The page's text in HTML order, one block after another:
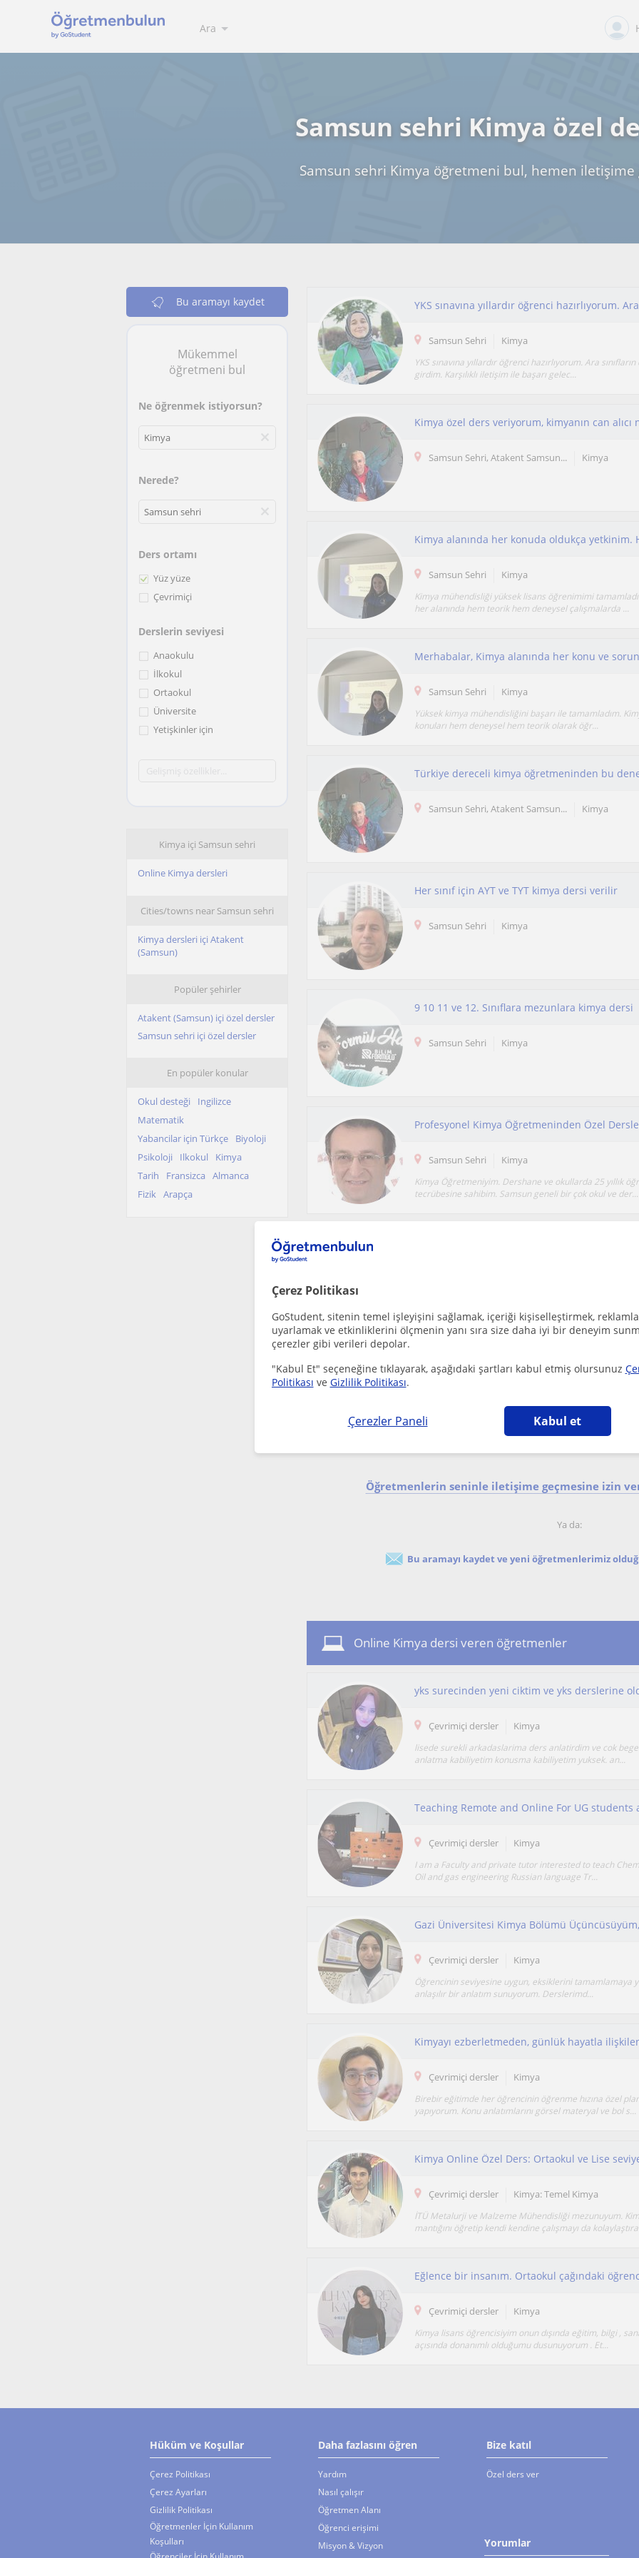
Çerez Politikası
GoStudent, sitenin temel işleyişini sağlamak, içeriği kişiselleştirmek,
uyarlamak ve etkinliklerini ölçmenin yanı sıra size daha iyi bir deneyim
çerezler gibi verileri depolar.
"Kabul Et" seçeneğine tıklayarak, aşağıdaki şartları kabul etmiş olursunuz
Politikası ve Gizlilik Politikası.
Çerezler Paneli Kabul et
Ara
Samsun sehri Kimya özel
Samsun sehri Kimya öğretmeni bul, hemen iletişime
Bu aramayı kaydet
Mükemmel
öğretmeni bul
Ne öğrenmek istiyorsun?
Nerede?
Ders ortamı
Yüz yüze
Çevrimiçi
Derslerin seviyesi
Anaokulu
İlkokul
Ortaokul
Üniversite
Yetişkinler için
Kimya içi Samsun sehri
Online Kimya dersleri
Cities/towns near Samsun sehri
Kimya dersleri içi Atakent
(Samsun)
Popüler şehirler
Atakent (Samsun) içi özel dersler
Samsun sehri içi özel dersler
En popüler konular
Okul desteği
Ingilizce
Matematik
Yabancilar için Türkçe
Biyoloji
Psikoloji
Ilkokul
Kimya
Tarih
Fransizca
Almanca
Fizik Arapça
Samsun Sehri Kimya
YKS sınavına yıllardır öğrenci hazırlıyorum. Ara
girdim. Karşılıklı iletişim ile başarı gelec...
Samsun Sehri, Atakent Samsun... Kimya
Samsun Sehri Kimya
Kimya mühendisliği yüksek lisans öğrenimimi
her alanında hem teorik hem deneysel çalışmalarda ...
Merhabalar, Kimya alanında her konu ve
Samsun Sehri Kimya
Yüksek kimya mühendisliğini başarı ile tamamladım.
konuları hem deneysel hem teorik olarak öğr...
Samsun Sehri, Atakent Samsun... Kimya
Her sınıf için AYT ve TYT kimya dersi verilir
Samsun Sehri Kimya
9 10 11 ve 12. Sınıflara mezunlara kimya dersi
Samsun Sehri Kimya
Samsun Sehri Kimya
Kimya Öğretmeniyim. Dershane ve okullarda 25 yıllık
tecrübesine sahibim. Samsun geneli bir çok okul ve der...
yıldır okul ve kurslarda öğretmenlik
20 Yıllık Tecrübeye Sahip Kimya
20 yıllık tecrübeli kimya öğretmeniyim.üniversite sınavına
okula takviye dersleri veriyorum.eğlenc...
Öğretmenlerin seninle iletişime geçmesine izin
Ya da:
Bu aramayı kaydet ve yeni öğretmenlerimiz
Online Kimya dersi veren öğretmenler
Çevrimiçi dersler Kimya
lisede surekli arkadaslarima ders anlatirdim ve cok
anlatma kabiliyetim konusma kabiliyetim yuksek. an...
Teaching Remote and Online For UG students
Çevrimiçi dersler Kimya
I am a Faculty and private tutor interested to teach
Oil and gas engineering Russian language Tr...
Çevrimiçi dersler Kimya
Öğrencinin seviyesine uygun, eksiklerini tamamlamaya
anlaşılır bir anlatım sunuyorum. Derslerimd...
Çevrimiçi dersler Kimya
Birebir eğitimde her öğrencinin öğrenme hızına özel
yapıyorum. Konu anlatımlarını görsel materyal ve bol s...
Kimya Online Özel Ders: Ortaokul ve Lise
Çevrimiçi dersler Kimya: Temel Kimya
İTÜ Metalurji ve Malzeme Mühendisliği mezunuyum.
mantığını öğretip kendi kendine çalışmayı da
Çevrimiçi dersler Kimya
Kimya lisans öğrencisiyim onun dışında eğitim, bilgi ,
açısında donanımlı olduğumu dusunuyorum . Et...
Hüküm ve Koşullar
Çerez Politikası
Çerez Ayarları
Gizlilik Politikası
Öğretmenler İçin Kullanım
Koşulları
Daha fazlasını öğren
Yardım
Nasıl çalışır
Öğretmen Alanı
Öğrenci erişimi
Misyon & Vizyon
Bize katıl
Özel ders ver
Yorumlar